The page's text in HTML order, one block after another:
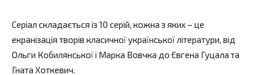
Серіал складається із 10 серій, кожна з яких – це
екранізація творів класичної української літератури, від
Ольги Кобилянської і Марка Вовчка до Євгена Гуцала та
Гната Хоткевич.